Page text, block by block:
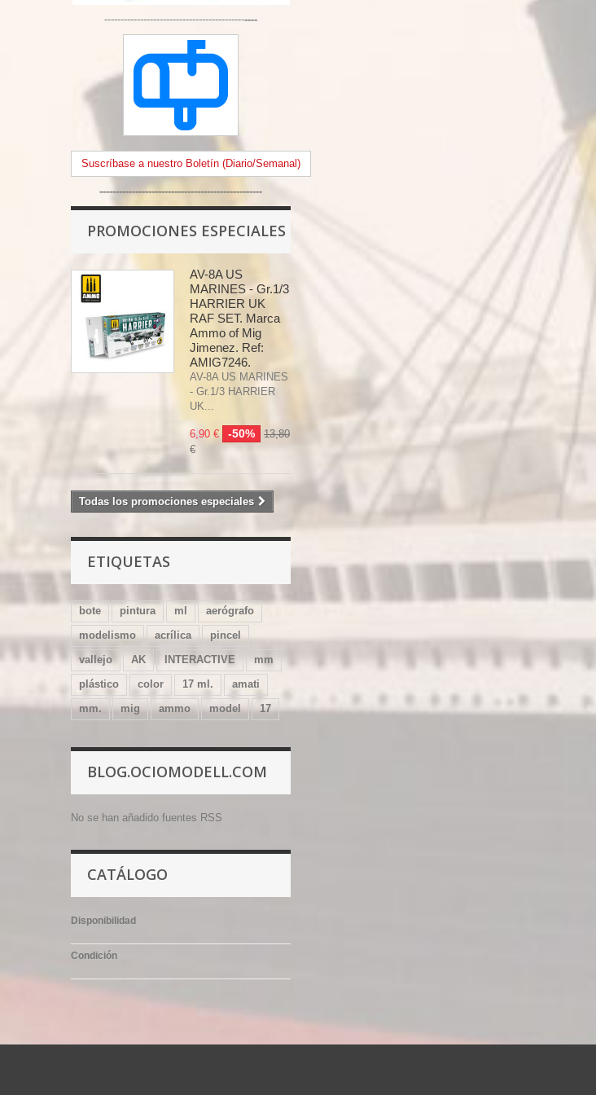
-----------------------------------------------
Suscríbase a nuestro Boletín (Diario/Semanal)
--------------------------------------------------
PROMOCIONES ESPECIALES
AV-8A US
MARINES - Gr.1/3
HARRIER UK
RAF SET. Marca
Ammo of Mig
Jimenez. Ref:
AMIG7246.
AV-8A US MARINES
- Gr.1/3 HARRIER
UK...
6,90 € -50%
13,80
€
Todas los promociones especiales
ETIQUETAS
bote pintura ml
aerógrafo
modelismo
acrílica
pincel
vallejo
AK INTERACTIVE
mm
plástico
color 17 ml.
amati
mm.
mig ammo model 17
BLOG.OCIOMODELL.COM
No se han añadido fuentes RSS
CATÁLOGO
Disponibilidad
Condición